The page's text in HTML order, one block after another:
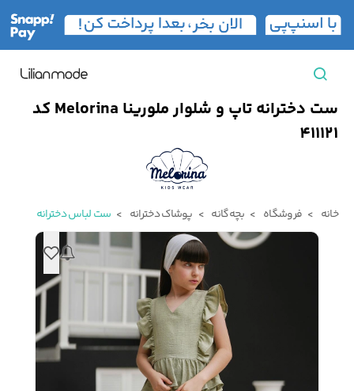
زنانه
مشاهده همه محصولات
تیشرت مردانه
بارانی مردانه پالتو مردانه
جوراب مردانه کت مردانه کاپشن و پافر مردانه
ست دخترانه تاپ و شلوار ملورینا Melorina کد
411121
خانه فروشگاه بچه‌گانه پوشاک دخترانه ست لباس دخترانه